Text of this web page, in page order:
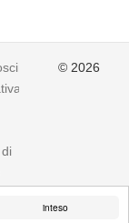
inteso
© 2026